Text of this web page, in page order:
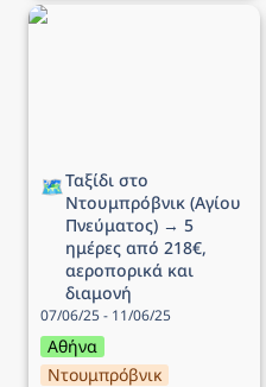
Ταξίδι στο Ντουμπρόβνικ
🗺️Ταξίδι στο
Ντουμπρόβνικ (Αγίου
Πνεύματος) → 5
ημέρες από 218€,
αεροπορικά και
διαμονή
07/06/25 - 11/06/25
Αθήνα
Ντουμπρόβνικ